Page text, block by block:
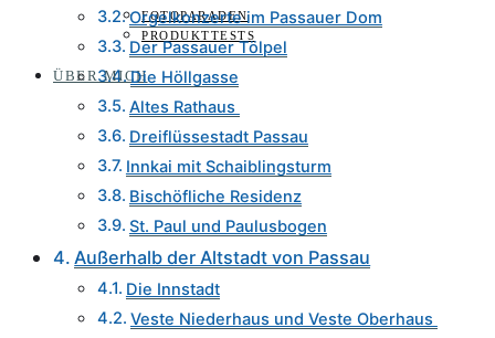
FOTOPARADEN
PRODUKTTESTS
ÜBER MICH
Orgelkonzerte im Passauer Dom
Der Passauer Tölpel
Die Höllgasse
Altes Rathaus
Dreiflüssestadt Passau
Innkai mit Schaiblingsturm
Bischöfliche Residenz
St. Paul und Paulusbogen
Außerhalb der Altstadt von Passau
Die Innstadt
Veste Niederhaus und Veste Oberhaus